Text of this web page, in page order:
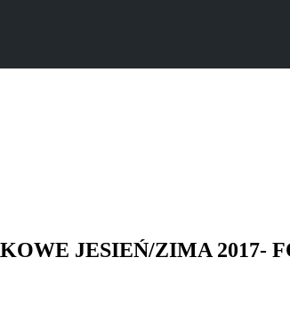
JESIEŃ/ZIMA 2017-